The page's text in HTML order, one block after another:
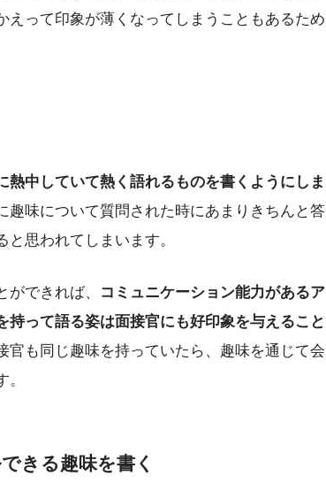
えって印象が薄くなってしまうこともあるため
熱中していて熱く語れるものを書くようにしま
趣味について質問された時にあまりきちんと答
思われてしまいます。
できれば、
コミュニケーション能力があるア
持って語る姿は面接官にも好印象を与えること
官も同じ趣味を持っていたら、趣味を通じて会
きる趣味を書く